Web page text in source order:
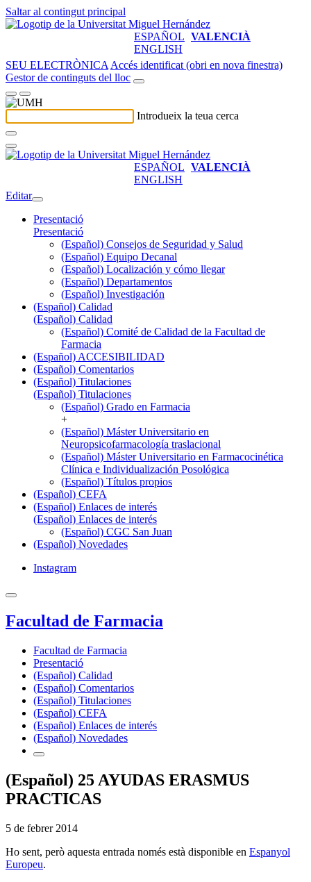
Saltar al contingut principal
ESPAÑOL VALENCIÀ
ENGLISH
SEU ELECTRÒNICA Accés identificat (obri en nova finestra)
Gestor de continguts del lloc
Introdueix la teua cerca
ESPAÑOL VALENCIÀ
ENGLISH
Editar
Presentació
Presentació
(Español) Consejos de Seguridad y Salud
(Español) Equipo Decanal
(Español) Localización y cómo llegar
(Español) Departamentos
(Español) Investigación
(Español) Calidad
(Español) Calidad
(Español) Comité de Calidad de la Facultad de
Farmacia
(Español) ACCESIBILIDAD
(Español) Comentarios
(Español) Titulaciones
(Español) Titulaciones
(Español) Grado en Farmacia
+
(Español) Máster Universitario en
Neuropsicofarmacología traslacional
(Español) Máster Universitario en Farmacocinética
Clínica e Individualización Posológica
(Español) Títulos propios
(Español) CEFA
(Español) Enlaces de interés
(Español) Enlaces de interés
(Español) CGC San Juan
(Español) Novedades
Instagram
Facultad de Farmacia
Facultad de Farmacia
Presentació
(Español) Calidad
(Español) Comentarios
(Español) Titulaciones
(Español) CEFA
(Español) Enlaces de interés
(Español) Novedades
(Español) 25 AYUDAS ERASMUS
PRACTICAS
5 de febrer 2014
Ho sent, però aquesta entrada només està disponible en Espanyol
Europeu.